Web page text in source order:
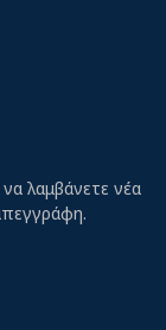
λαμβάνετε νέα